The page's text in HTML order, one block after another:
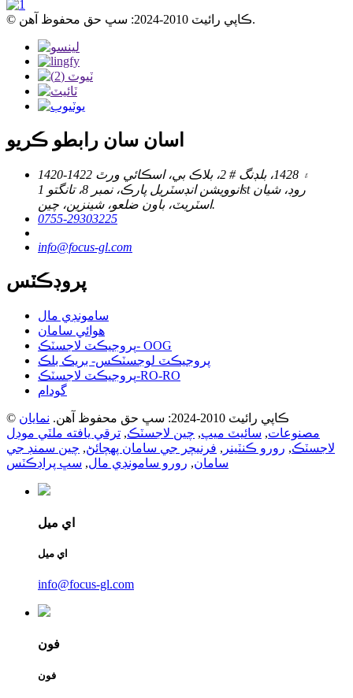
© ڪاپي رائيٽ 2010-2024: سڀ حق محفوظ آهن.
اسان سان رابطو ڪريو
1420-1422 ۽ 1428، بلڊنگ # 2، بلاڪ بي، اسڪائي ورٿ
انوويشن انڊسٽريل پارڪ، نمبر 8، تانگتو 1st روڊ، شيان
اسٽريٽ، باون ضلعو، شينزين، چين.
0755-29303225
info@focus-gl.com
پروڊڪٽس
سامونڊي مال
هوائي سامان
پروجيڪٽ لاجسٽڪ- OOG
پروجيڪٽ لوجسٽڪس- بريڪ بلڪ
پروجيڪٽ لاجسٽڪ-RO-RO
گودام
© ڪاپي رائيٽ 2010-2024: سڀ حق محفوظ آهن.
نمايان
مصنوعات, سائيٽ ميپ, چين لاجسٽڪ, ترقي يافته ملٽي موڊل
لاجسٽڪ, رورو ڪنٽينر , فرنيچر جي سامان پهچائڻ, چين سمنڊ جي
سامان, رورو سامونڊي مال, سڀ پراڊڪٽس
اي ميل
اي ميل
info@focus-gl.com
فون
فون